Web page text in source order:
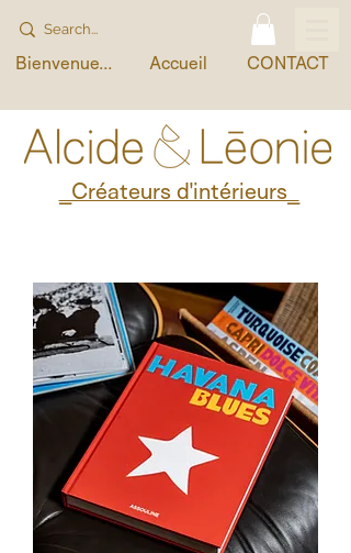
Bienvenue... Accueil CONTACT
_Créateurs d'intérieurs_